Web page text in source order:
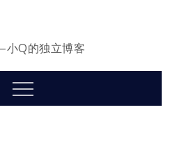
Q的独立博客
Menu